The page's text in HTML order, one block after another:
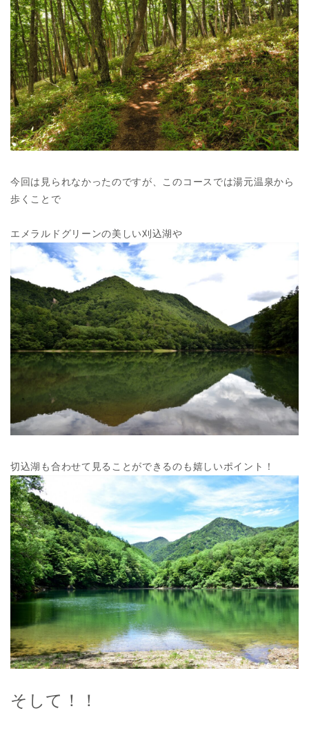
今回は見られなかったのですが、このコースでは湯元温泉から
歩くことで
エメラルドグリーンの美しい刈込湖や
切込湖も合わせて見ることができるのも嬉しいポイント！
そして！！